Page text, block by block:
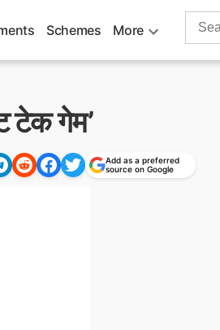
Schemes More
Search
टेक गेम’
Add as a preferred
source on Google